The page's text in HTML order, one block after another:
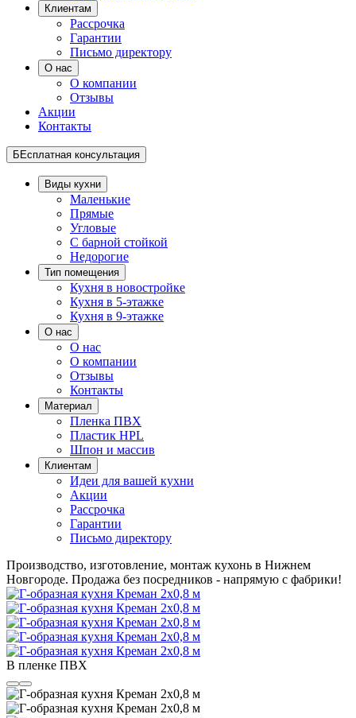
Клиентам
Рассрочка
Гарантии
Письмо директору
О нас
О компании
Отзывы
Акции
Контакты
БЕсплатная консультация
Виды кухни
Маленькие
Прямые
Угловые
С барной стойкой
Недорогие
Тип помещения
Кухня в новостройке
Кухня в 5-этажке
Кухня в 9-этажке
О нас
О нас
О компании
Отзывы
Контакты
Материал
Пленка ПВХ
Пластик HPL
Шпон и массив
Клиентам
Идеи для вашей кухни
Акции
Рассрочка
Гарантии
Письмо директору
Производство, изготовление, монтаж кухонь в Нижнем
Новгороде. Продажа без посредников - напрямую с фабрики!
В пленке ПВХ